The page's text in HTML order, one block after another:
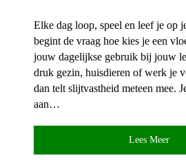
Elke dag loop, speel en leef je op
begint de vraag hoe kies je een
jouw dagelijkse gebruik bij jouw
druk gezin, huisdieren of werk je
dan telt slijtvastheid meteen mee.​
aan…
Lees Meer